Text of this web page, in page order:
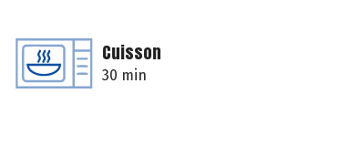
Cuisson
30 min